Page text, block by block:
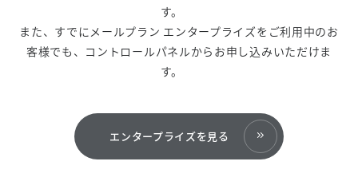
す。
また、すでにメールプラン エンタープライズをご利用中のお
客様でも、コントロールパネルからお申し込みいただけま
す。
エンタープライズを見る